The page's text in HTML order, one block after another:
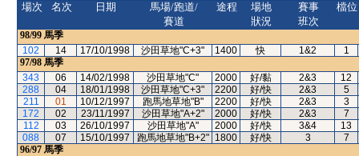
場次
名次 日期
馬場/跑道/
賽道
途程
場地
狀況
賽事
班次
檔位
98/99 馬季
102
14 17/10/1998 沙田草地"C+3" 1400 快 1&2
1
97/98 馬季
343
06 14/02/1998 沙田草地"C" 2000 好/黏 2&3
12
288
04 18/01/1998 沙田草地"C+3" 2200 好/快 2&3
5
211
01 10/12/1997 跑馬地草地"B" 2200 好/快 2&3
3
172
02 23/11/1997 沙田草地"A+2" 2000 好/快 2&3
7
112
03 26/10/1997 沙田草地"A" 2000 好/快 3&4
13
088
07 15/10/1997 跑馬地草地"B+2" 1800 好/快 3
7
96/97 馬季